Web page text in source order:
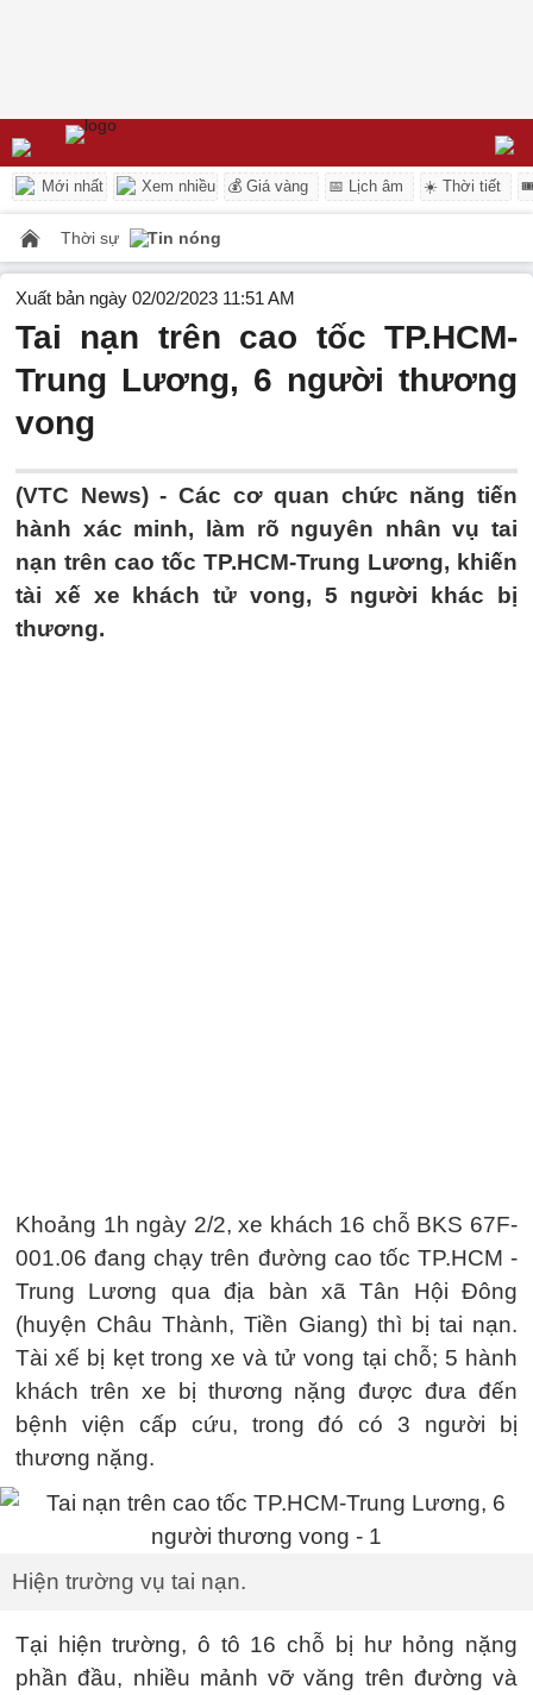
Mới nhất Xem nhiều 💰 Giá vàng 📅 Lịch âm ☀️ Thời tiết
Thời sự Tin nóng
Xuất bản ngày 02/02/2023 11:51 AM
Tai nạn trên cao tốc TP.HCM-
Trung Lương, 6 người thương
vong
(VTC News) - Các cơ quan chức năng tiến
hành xác minh, làm rõ nguyên nhân vụ tai
nạn trên cao tốc TP.HCM-Trung Lương, khiến
tài xế xe khách tử vong, 5 người khác bị
thương.
Khoảng 1h ngày 2/2, xe khách 16 chỗ BKS 67F-
001.06 đang chạy trên đường cao tốc TP.HCM -
Trung Lương qua địa bàn xã Tân Hội Đông
(huyện Châu Thành, Tiền Giang) thì bị tai nạn.
Tài xế bị kẹt trong xe và tử vong tại chỗ; 5 hành
khách trên xe bị thương nặng được đưa đến
bệnh viện cấp cứu, trong đó có 3 người bị
thương nặng.
Hiện trường vụ tai nạn.
Tại hiện trường, ô tô 16 chỗ bị hư hỏng nặng
phần đầu, nhiều mảnh vỡ văng trên đường và